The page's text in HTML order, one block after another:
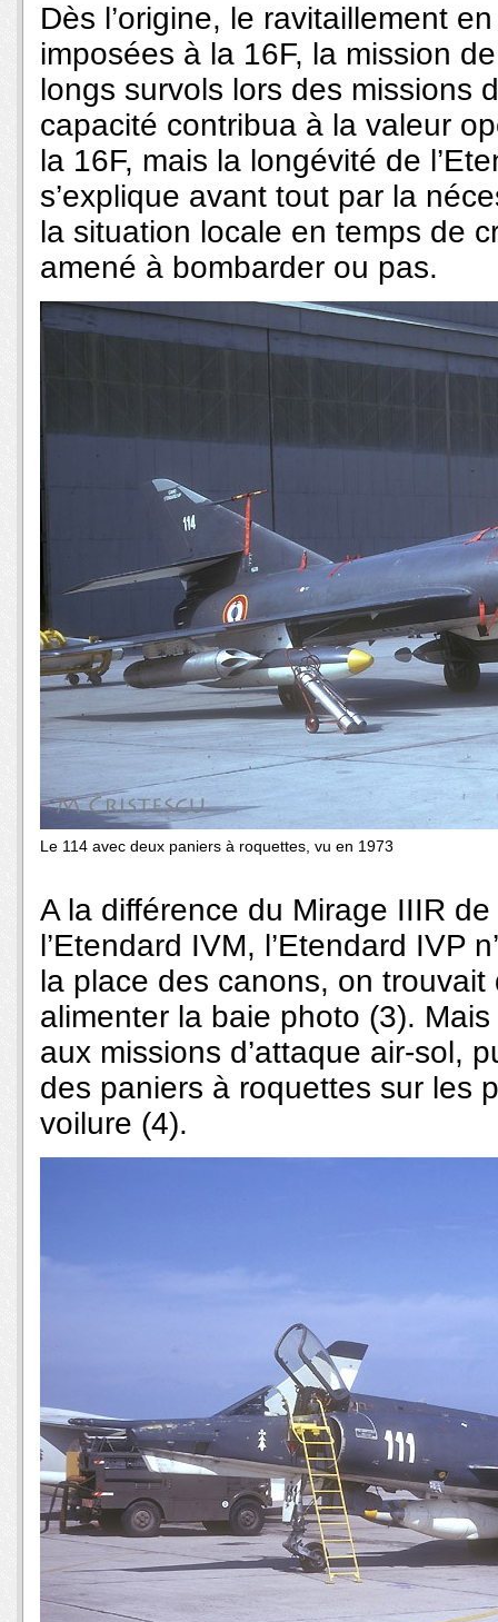
Dès l’origine, le ravitaillement
imposées à la 16F, la mission
longs survols lors des missions
capacité contribua à la valeur
la 16F, mais la longévité de
s’explique avant tout par la
la situation locale en temps de
amené à bombarder ou pas.
Le 114 avec deux paniers à roquettes, vu en 1973
A la différence du Mirage IIIR de
l’Etendard IVM, l’Etendard IVP
la place des canons, on
alimenter la baie photo (3).
aux missions d’attaque air-sol,
des paniers à roquettes sur les
voilure (4).